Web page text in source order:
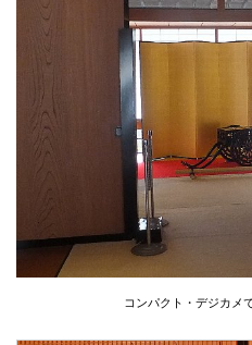
コンパクト・デジカメ